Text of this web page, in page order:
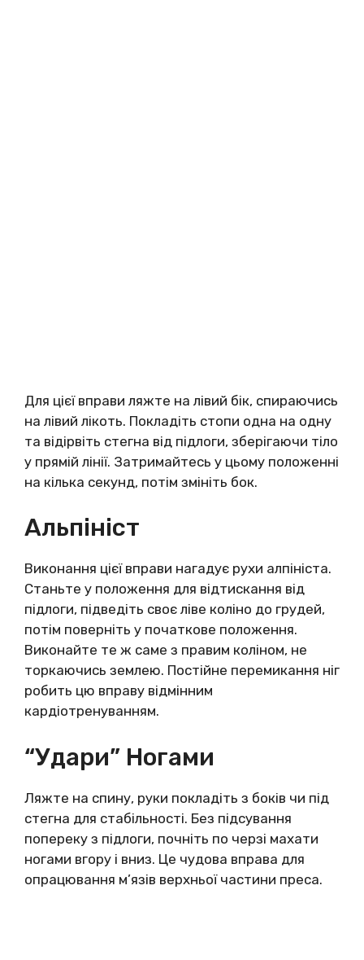
Для цієї вправи ляжте на лівий бік, спираючись
на лівий лікоть. Покладіть стопи одна на одну
та відірвіть стегна від підлоги, зберігаючи тіло
у прямій лінії. Затримайтесь у цьому положенні
на кілька секунд, потім змініть бок.
Альпініст
Виконання цієї вправи нагадує рухи алпініста.
Станьте у положення для відтискання від
підлоги, підведіть своє ліве коліно до грудей,
потім поверніть у початкове положення.
Виконайте те ж саме з правим коліном, не
торкаючись землею. Постійне перемикання ніг
робить цю вправу відмінним
кардіотренуванням.
“Удари” Ногами
Ляжте на спину, руки покладіть з боків чи під
стегна для стабільності. Без підсування
попереку з підлоги, почніть по черзі махати
ногами вгору і вниз. Це чудова вправа для
опрацювання м’язів верхньої частини преса.